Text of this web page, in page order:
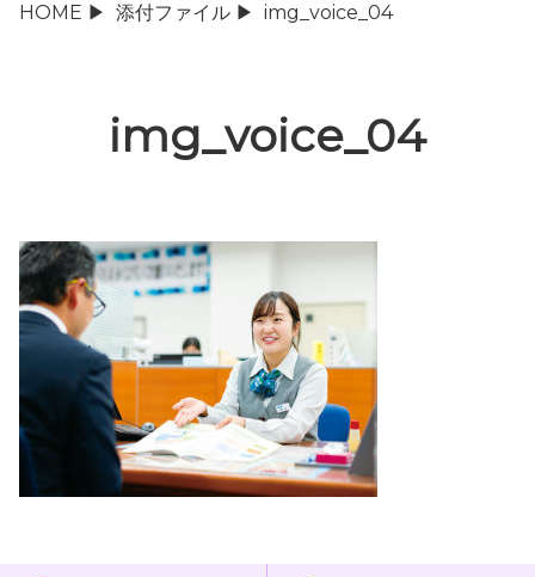
HOME ▶ 添付ファイル ▶ img_voice_04
img_voice_04